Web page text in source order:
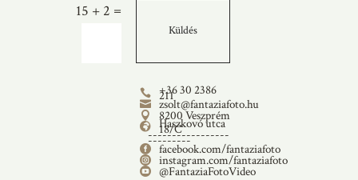
15 + 2 =
Küldés
 +36 30 2386
211
 zsolt@fantaziafoto.hu
 8200 Veszprém
 Haszkovó utca
18/C
-----------------
---------
 facebook.com/fantaziafoto
 instagram.com/fantaziafoto
 @FantaziaFotoVideo